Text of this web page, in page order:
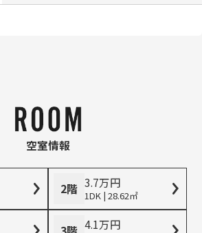
空室情報
2階 3.7万円
1DK | 28.62㎡
4.1万円